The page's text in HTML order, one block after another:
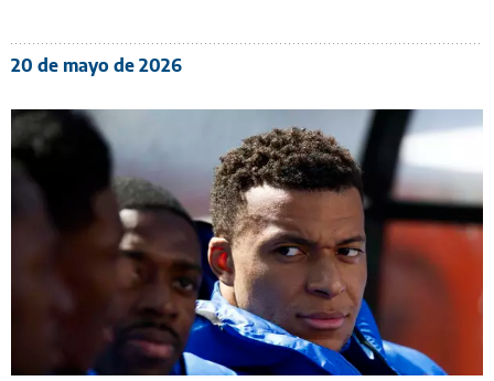
20 de mayo de 2026